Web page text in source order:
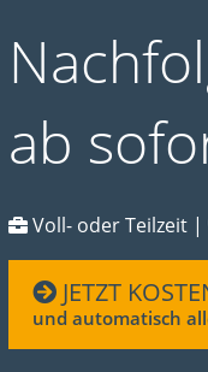
ab
Voll- oder Teilzeit |
JETZT
und automatisch